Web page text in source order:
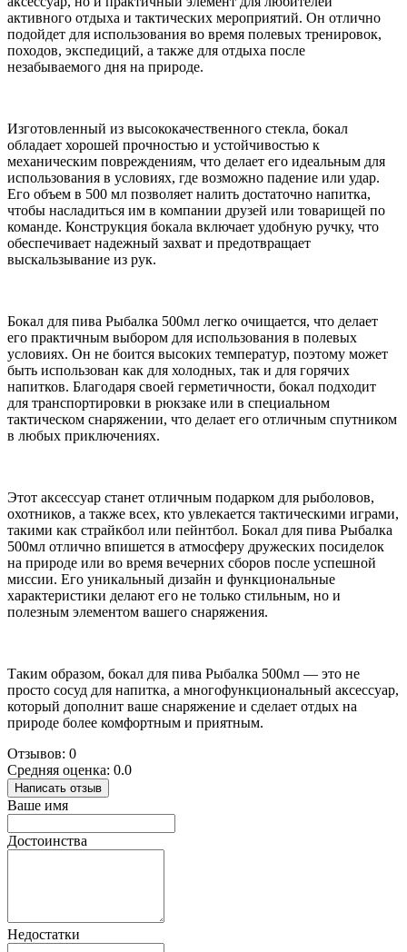
активного отдыха и тактических мероприятий. Он отлично
подойдет для использования во время полевых тренировок,
походов, экспедиций, а также для отдыха после
незабываемого дня на природе.
Изготовленный из высококачественного стекла, бокал
обладает хорошей прочностью и устойчивостью к
механическим повреждениям, что делает его идеальным для
использования в условиях, где возможно падение или удар.
Его объем в 500 мл позволяет налить достаточно напитка,
чтобы насладиться им в компании друзей или товарищей по
команде. Конструкция бокала включает удобную ручку, что
обеспечивает надежный захват и предотвращает
выскальзывание из рук.
Бокал для пива Рыбалка 500мл легко очищается, что делает
его практичным выбором для использования в полевых
условиях. Он не боится высоких температур, поэтому может
быть использован как для холодных, так и для горячих
напитков. Благодаря своей герметичности, бокал подходит
для транспортировки в рюкзаке или в специальном
тактическом снаряжении, что делает его отличным спутником
в любых приключениях.
Этот аксессуар станет отличным подарком для рыболовов,
охотников, а также всех, кто увлекается тактическими играми,
такими как страйкбол или пейнтбол. Бокал для пива Рыбалка
500мл отлично впишется в атмосферу дружеских посиделок
на природе или во время вечерних сборов после успешной
миссии. Его уникальный дизайн и функциональные
характеристики делают его не только стильным, но и
полезным элементом вашего снаряжения.
Таким образом, бокал для пива Рыбалка 500мл — это не
просто сосуд для напитка, а многофункциональный аксессуар,
который дополнит ваше снаряжение и сделает отдых на
природе более комфортным и приятным.
Отзывов: 0
Средняя оценка: 0.0
Написать отзыв
Ваше имя
Достоинства
Недостатки